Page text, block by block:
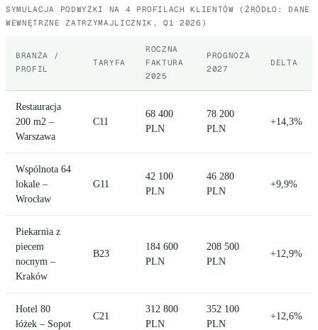
SYMULACJA PODWYŻKI NA 4 PROFILACH KLIENTÓW (ŹRÓDŁO: DANE
WEWNĘTRZNE ZATRZYMAJLICZNIK, Q1 2026)
BRANŻA /
PROFIL
TARYFA
ROCZNA
FAKTURA
2025
PROGNOZA
2027
DELTA
Restauracja
200 m2 –
Warszawa
C11
68 400
PLN
78 200
PLN
+14,3%
Wspólnota 64
lokale –
Wrocław
G11
42 100
PLN
46 280
PLN
+9,9%
Piekarnia z
piecem
nocnym –
Kraków
B23
184 600
PLN
208 500
PLN
+12,9%
Hotel 80
łóżek – Sopot
C21
312 800
PLN
352 100
PLN
+12,6%